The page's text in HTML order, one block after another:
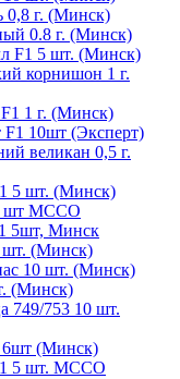
0,8 г. (Минск)
0.8 г. (Минск)
F1 5 шт. (Минск)
корнишон 1 г.
1 г. (Минск)
10шт (Эксперт)
великан 0,5 г.
5 шт. (Минск)
шт МССО
5шт, Минск
(Минск)
10 шт. (Минск)
(Минск)
749/753 10 шт.
6шт (Минск)
5 шт. МССО